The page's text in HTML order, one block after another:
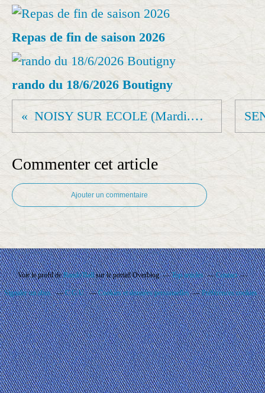
Repas de fin de saison 2026
rando du 18/6/2026 Boutigny
NOISY SUR ECOLE (Mardi.A-M)
Commenter cet article
Ajouter un commentaire
Voir le profil deRando'Ballsur le portail Overblog Top articles Contact
Signaler un abus C.G.U. Cookies et données personnelles Préférences cookies